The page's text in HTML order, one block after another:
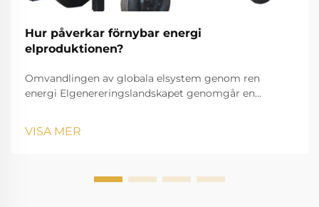
Hur påverkar förnybar energi
elproduktionen?
Omvandlingen av globala elsystem genom ren
energi Elgenereringslandskapet genomgår en
konsumerar el på. Denna förändring representerar en
VISA MER